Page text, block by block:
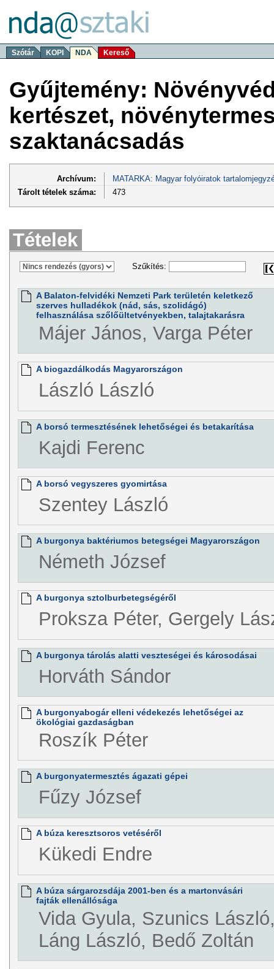
Szótár KOPI NDA Kereső
Gyűjtemény:
kertészet,
szaktanácsadás
Archívum:
MATARKA: Magyar folyóiratok
Tárolt tételek száma:
473
Tételek
Szűkítés:
A Balaton-felvidéki Nemzeti Park területén keletkező
szerves hulladékok (nád, sás, szolidágó)
felhasználása szőlőültetvényekben, talajtakarásra
Májer János, Varga Péter
A biogazdálkodás Magyarországon
László László
A borsó termesztésének lehetőségei és betakarítása
Kajdi Ferenc
A borsó vegyszeres gyomirtása
Szentey László
A burgonya baktériumos betegségei Magyarországon
Németh József
A burgonya sztolburbetegségéről
Proksza Péter, Gergely
A burgonya tárolás alatti veszteségei és károsodásai
Horváth Sándor
A burgonyabogár elleni védekezés lehetőségei az
ökológiai gazdaságban
Roszík Péter
A burgonyatermesztés ágazati gépei
Fűzy József
A búza keresztsoros vetéséről
Kükedi Endre
A búza sárgarozsdája 2001-ben és a martonvásári
fajták ellenállósága
Vida Gyula, Szunics
Láng László, Bedő Zoltán